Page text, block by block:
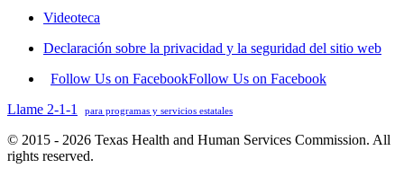
Videoteca
Declaración sobre la privacidad y la seguridad del sitio web
Follow Us on FacebookFollow Us on Facebook
Llame 2-1-1
para programas y servicios estatales
© 2015 - 2026 Texas Health and Human Services Commission. All
rights reserved.